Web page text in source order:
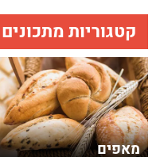
WhatsApp
קטגוריות מתכונים
מאפים